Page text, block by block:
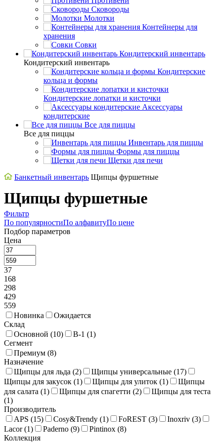
Сковороды
Молотки
Контейнеры для
хранения
Совки
Кондитерский инвентарь
Кондитерский инвентарь
Кондитерские
кольца и формы
Кондитерские лопатки и кисточки
Аксессуары
кондитерские
Все для пиццы
Все для пиццы
Инвентарь для пиццы
Формы для пиццы
Щетки для печи
Банкетный инвентарь Щипцы фуршетные
Щипцы фуршетные
Фильтр
По популярностиПо алфавитуПо цене
Подбор параметров
Цена
37
168
298
429
559
Новинка
Ожидается
Склад
Основной (10) В-1 (1)
Сегмент
Премиум (8)
Назначение
Щипцы для льда (2) Щипцы универсальные (17)
Щипцы для закусок (1) Щипцы для улиток (1)
Щипцы
для салата (1) Щипцы для спагетти (2)
Щипцы для теста
(1)
Производитель
APS (15) Cosy&Trendy (1) FoREST (3) Inoxriv (3)
Lacor (1) Paderno (9) Pintinox (8)
Коллекция